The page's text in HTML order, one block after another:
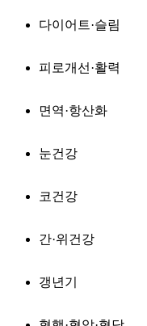
다이어트·슬림
피로개선·활력
면역·항산화
눈건강
코건강
간·위건강
갱년기